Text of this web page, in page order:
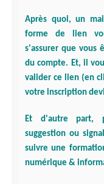
Après quoi, un
forme de lien
s'assurer que vous
du compte. Et, il
valider ce lien (en
votre inscription
Et d'autre part,
suggestion ou
suivre une
numérique &